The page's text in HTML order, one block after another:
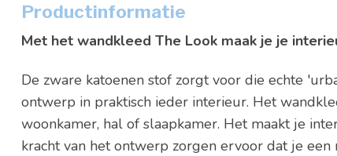
Productinformatie
Met het wandkleed The Look maak je je
De zware katoenen stof zorgt voor die echte
ontwerp in praktisch ieder interieur. Het
woonkamer, hal of slaapkamer. Het maakt je
kracht van het ontwerp zorgen ervoor dat je